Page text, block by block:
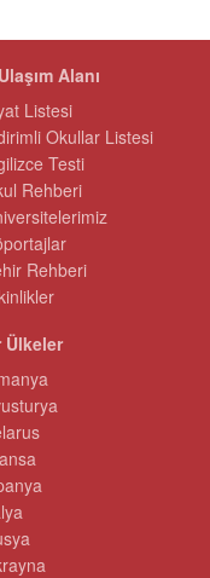
Alanı
Listesi
Okullar Listesi
Testi
Rehberi
Rehberi
Ülkeler